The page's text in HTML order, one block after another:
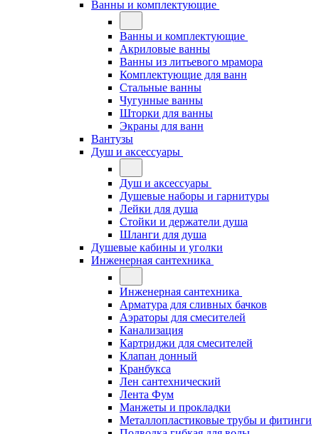
Ванны и комплектующие
Ванны и комплектующие
Акриловые ванны
Ванны из литьевого мрамора
Комплектующие для ванн
Стальные ванны
Чугунные ванны
Шторки для ванны
Экраны для ванн
Вантузы
Душ и аксессуары
Душ и аксессуары
Душевые наборы и гарнитуры
Лейки для душа
Стойки и держатели душа
Шланги для душа
Душевые кабины и уголки
Инженерная сантехника
Инженерная сантехника
Арматура для сливных бачков
Аэраторы для смесителей
Канализация
Картриджи для смесителей
Клапан донный
Кранбукса
Лен сантехнический
Лента Фум
Манжеты и прокладки
Металлопластиковые трубы и фитинги